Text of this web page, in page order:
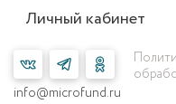
Личный кабинет
info@microfund.ru